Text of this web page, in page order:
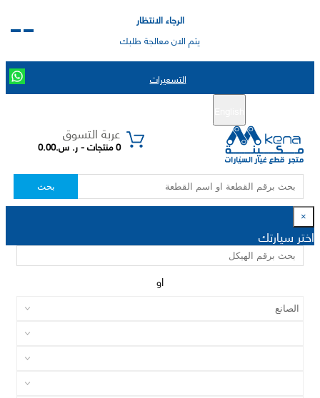
الرجاء الانتظار
يتم الان معالجة طلبك
التسعيرات
عربة التسوق
0 منتجات - ر. س.0.00
بحث
×
اختر سيارتك
او